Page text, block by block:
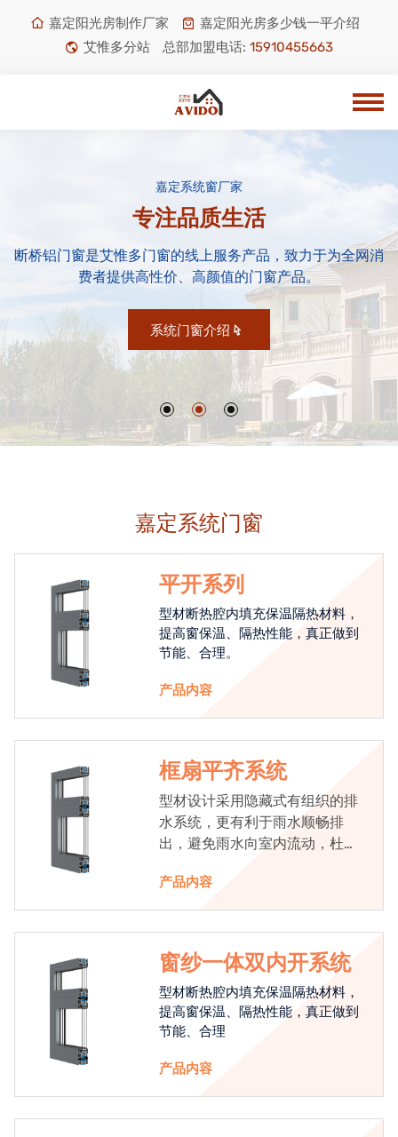
嘉定阳光房制作厂家
嘉定阳光房多少钱一平介绍
艾惟多分站
总部加盟电话: 15910455663
嘉定系统窗厂家
专注品质生活
断桥铝门窗是艾惟多门窗的线上服务产品，致力于为全网消
费者提供高性价、高颜值的门窗产品。
系统门窗介绍
嘉定系统门窗
平开系列
型材断热腔内填充保温隔热材料，
提高窗保温、隔热性能，真正做到
节能、合理。
产品内容
框扇平齐系统
型材设计采用隐藏式有组织的排
水系统，更有利于雨水顺畅排
出，避免雨水向室内流动，杜绝
产品内容
窗纱一体双内开系统
型材断热腔内填充保温隔热材料，
提高窗保温、隔热性能，真正做到
节能、合理
产品内容